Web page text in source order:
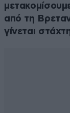
από τη
γίνεται